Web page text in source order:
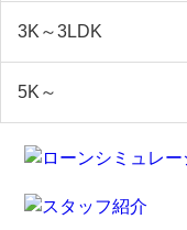
3K～3LDK
5K～